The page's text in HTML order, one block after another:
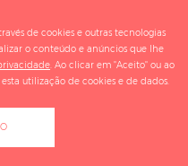
de cookies e outras tecnologias
o conteúdo e anúncios que lhe
. Ao clicar em "Aceito" ou ao
utilização de cookies e de dados.